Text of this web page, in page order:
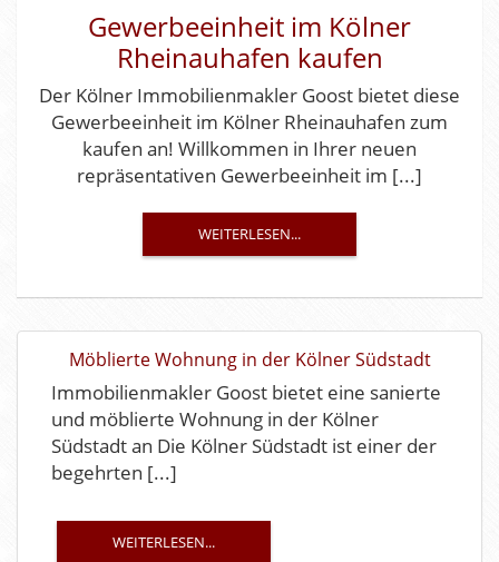
Gewerbeeinheit im Kölner
Rheinauhafen kaufen
Der Kölner Immobilienmakler Goost bietet diese
Gewerbeeinheit im Kölner Rheinauhafen zum
kaufen an! Willkommen in Ihrer neuen
repräsentativen Gewerbeeinheit im [...]
WEITERLESEN...
Möblierte Wohnung in der Kölner Südstadt
Immobilienmakler Goost bietet eine sanierte
und möblierte Wohnung in der Kölner
Südstadt an Die Kölner Südstadt ist einer der
begehrten [...]
WEITERLESEN...